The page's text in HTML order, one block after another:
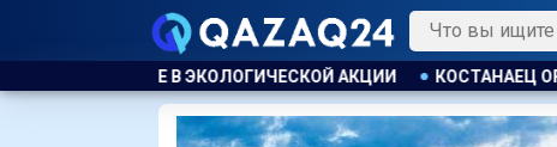
КОСТАНАЕЦ ОРГАНИЗОВАЛ НЕЗАКОННУЮ